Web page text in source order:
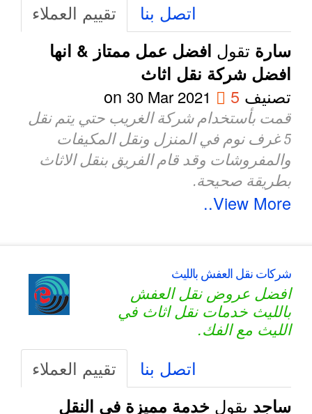
تقييم العملاء اتصل بنا
سارةتقولافضل عمل ممتاز & انها
افضل شركة نقل اثاث
تصنيف5
on
30 Mar 2021
قمت بأستخدام شركة الغريب حتي يتم نقل
5 غرف نوم في المنزل ونقل المكيفات
والمفروشات وقد قام الفريق بنقل الاثاث
بطريقة صحيحة.
View More..
شركات نقل العفش بالليث
افضل عروض نقل العفش
بالليث خدمات نقل اثاث في
الليث مع الفك.
تقييم العملاء اتصل بنا
ساجديقولخدمة مميزة في النقل